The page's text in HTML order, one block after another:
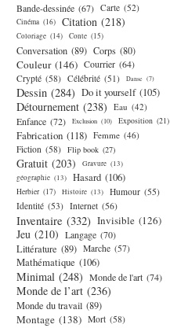
Bande-dessinée (67) Carte (52)
Cinéma (16) Citation (218)
Coloriage (14) Conte (15)
Conversation (89) Corps (80)
Couleur (146) Courrier (64)
Crypté (58) Célébrité (51) Danse (7)
Dessin (284) Do it yourself (105)
Détournement (238) Eau (42)
Enfance (72) Exclusion (10) Exposition (21)
Fabrication (118) Femme (46)
Fiction (58) Flip book (27)
Gratuit (203) Gravure (13)
géographie (13) Hasard (106)
Herbier (17) Histoire (13) Humour (55)
Identité (53) Internet (56)
Inventaire (332) Invisible (126)
Jeu (210) Langage (70)
Littérature (89) Marche (57)
Mathématique (106)
Minimal (248) Monde de l'art (74)
Monde de l’art (236)
Monde du travail (89)
Montage (138) Mort (58)